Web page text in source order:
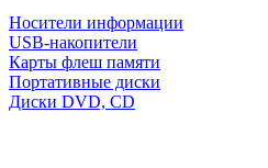
Носители информации
USB-накопители
Карты флеш памяти
Портативные диски
Диски DVD, CD